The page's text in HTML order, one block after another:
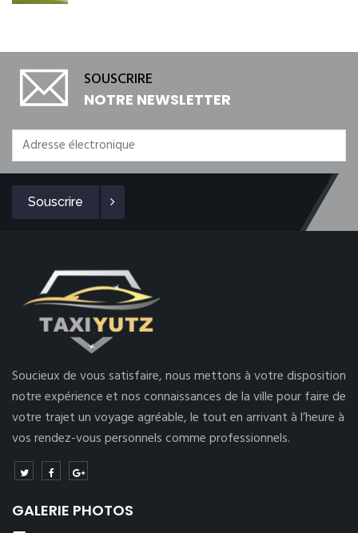
SOUSCRIRE
NOTRE NEWSLETTER
Souscrire
Soucieux de vous satisfaire, nous mettons à votre disposition
notre expérience et nos connaissances de la ville pour faire de
votre trajet un voyage agréable, le tout en arrivant à l’heure à
vos rendez-vous personnels comme professionnels.
GALERIE PHOTOS